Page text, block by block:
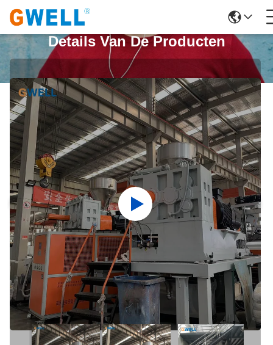
Details Van De Producten